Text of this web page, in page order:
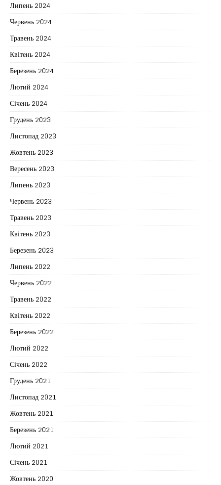
Липень 2024
Червень 2024
Травень 2024
Квітень 2024
Березень 2024
Лютий 2024
Січень 2024
Грудень 2023
Листопад 2023
Жовтень 2023
Вересень 2023
Липень 2023
Червень 2023
Травень 2023
Квітень 2023
Березень 2023
Липень 2022
Червень 2022
Травень 2022
Квітень 2022
Березень 2022
Лютий 2022
Січень 2022
Грудень 2021
Листопад 2021
Жовтень 2021
Березень 2021
Лютий 2021
Січень 2021
Жовтень 2020